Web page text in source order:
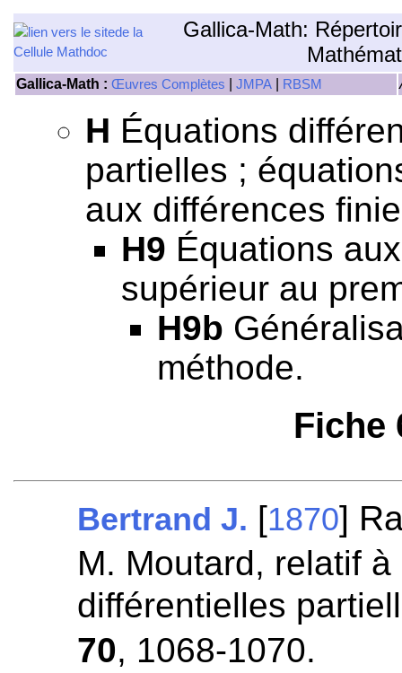
Gallica-Math:
Gallica-Math : Œuvres Complètes JMPA RBSM
H Équations
partielles ;
aux différences
H9 Équations
supérieur au
H9b
méthode.
Fiche
Bertrand J. [1870]
M. Moutard, relatif
différentielles
70, 1068-1070.